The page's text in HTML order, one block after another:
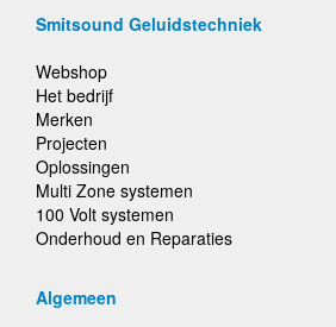
Smitsound Geluidstechniek
Webshop
Het bedrijf
Merken
Projecten
Oplossingen
Multi Zone systemen
100 Volt systemen
Onderhoud en Reparaties
Algemeen